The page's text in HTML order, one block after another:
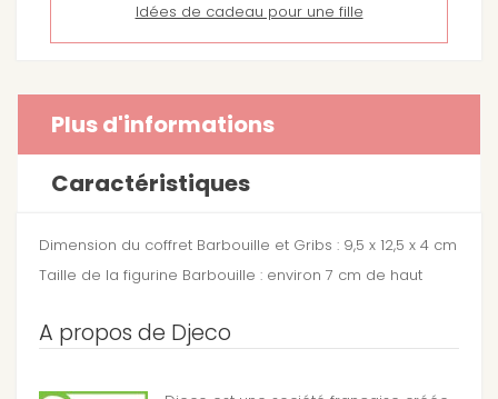
Idées de cadeau pour une fille
Plus d'informations
Caractéristiques
Dimension du coffret Barbouille et Gribs : 9,5 x 12,5 x 4 cm
Taille de la figurine Barbouille : environ 7 cm de haut
A propos de Djeco